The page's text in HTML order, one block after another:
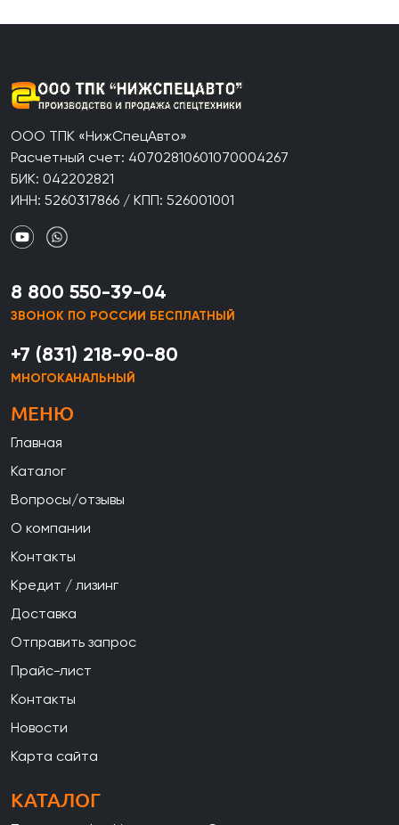
ООО ТПК «НижСпецАвто»
Расчетный счет: 40702810601070004267
БИК: 042202821
ИНН: 5260317866 / КПП: 526001001
8 800 550-39-04
ЗВОНОК ПО РОССИИ БЕСПЛАТНЫЙ
+7 (831) 218-90-80
МНОГОКАНАЛЬНЫЙ
МЕНЮ
Главная
Каталог
Вопросы/отзывы
О компании
Контакты
Кредит / лизинг
Доставка
Отправить запрос
Прайс-лист
Контакты
Новости
Карта сайта
КАТАЛОГ